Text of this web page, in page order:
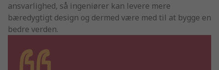
ansvarlighed, så ingeniører kan levere mere
bæredygtigt design og dermed være med til at bygge en
bedre verden.